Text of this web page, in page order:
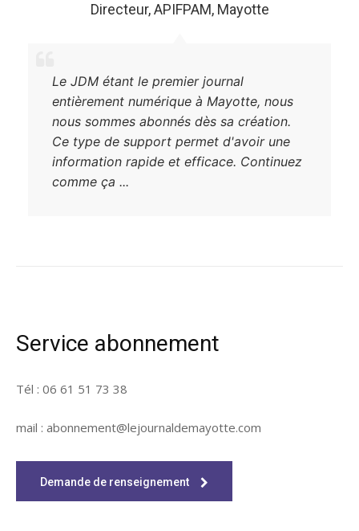
Directeur,APIFPAM, Mayotte
Le JDM étant le premier journal
entièrement numérique à Mayotte, nous
nous sommes abonnés dès sa création.
Ce type de support permet d'avoir une
information rapide et efficace. Continuez
comme ça ...
Service abonnement
Tél : 06 61 51 73 38
mail : abonnement@lejournaldemayotte.com
Demande de renseignement